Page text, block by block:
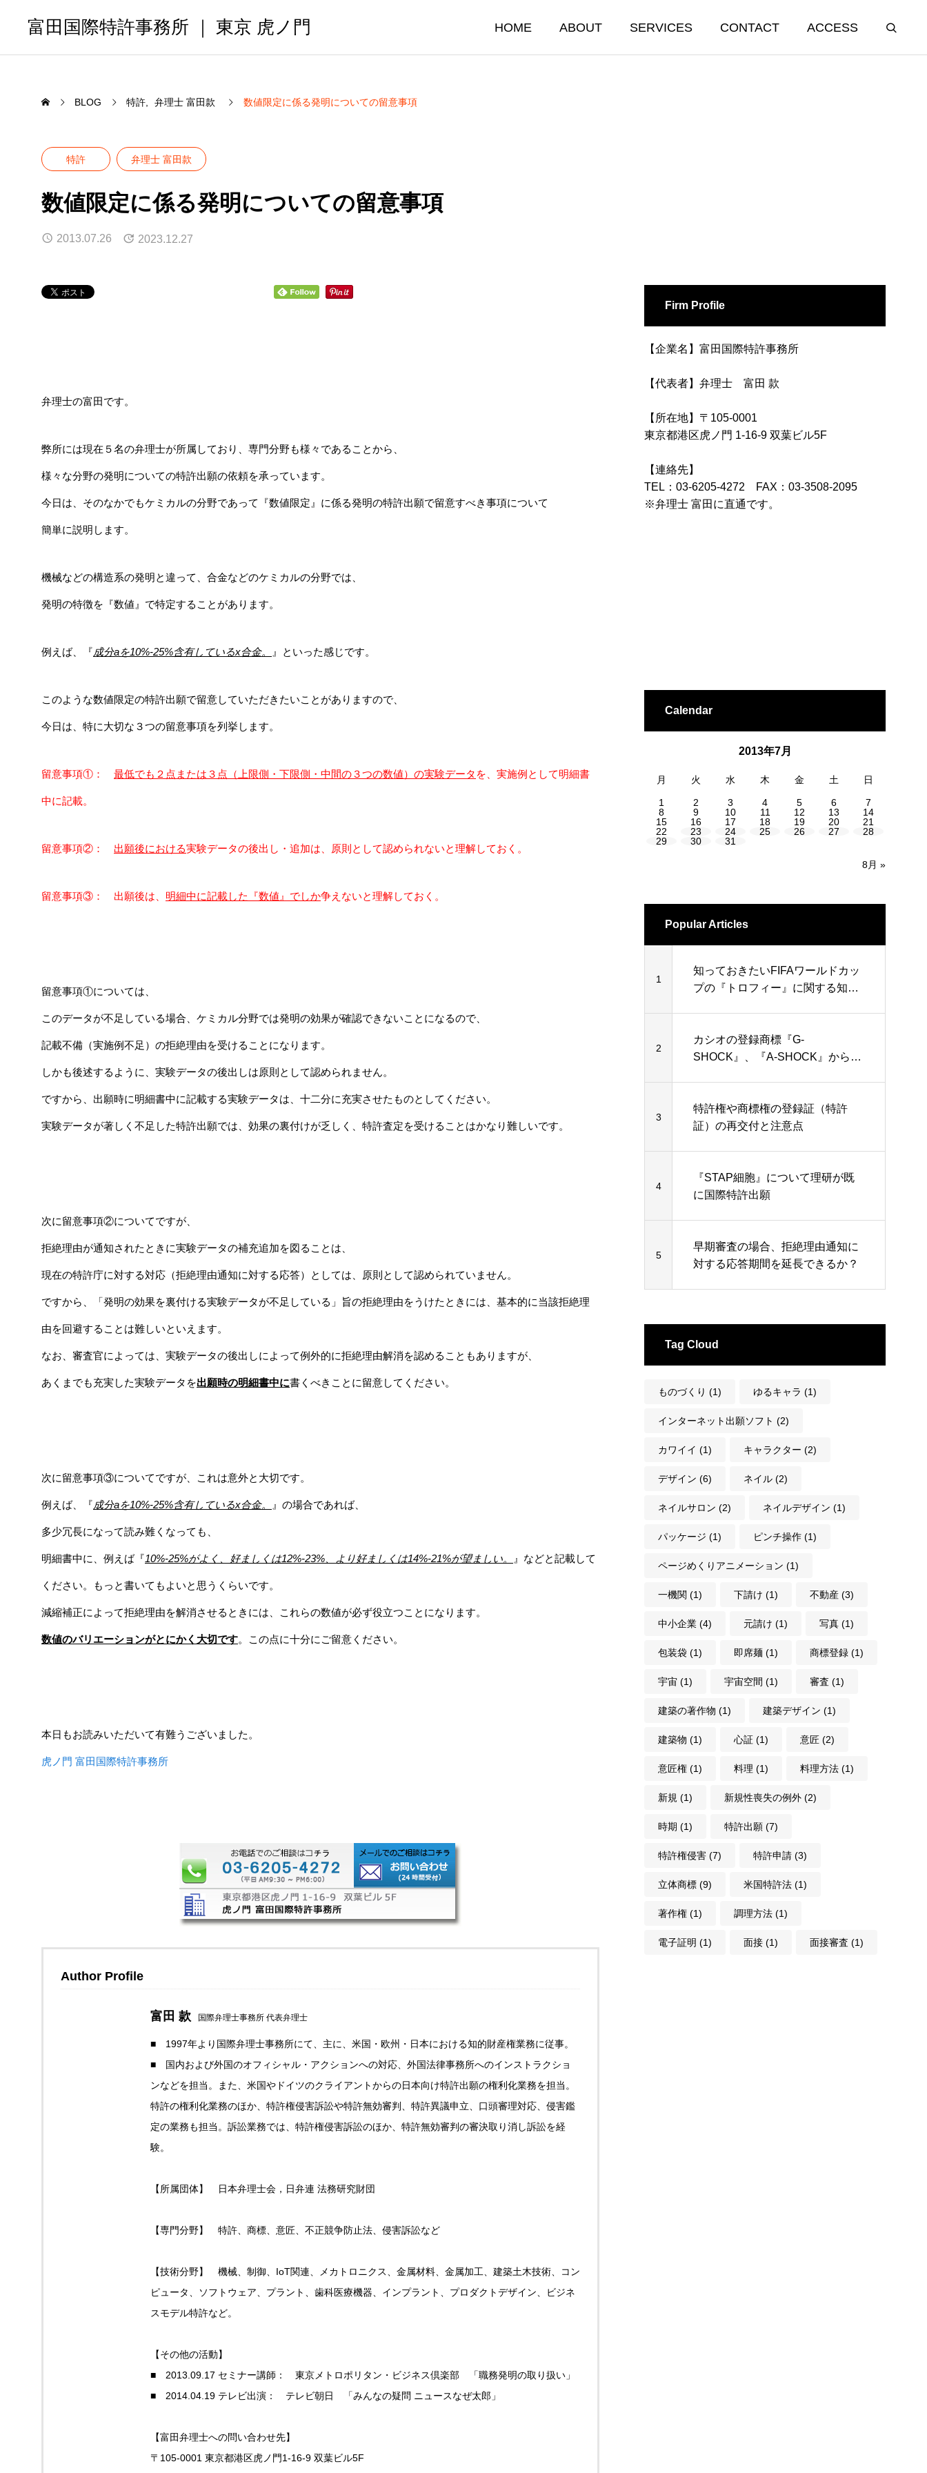
富田国際特許事務所 ｜ 東京 虎ノ門 HOME ABOUT SERVICES CONTACT ACCESS
BLOG 特許 弁理士 富田款 数値限定に係る発明についての留意事項
特許 弁理士 富田款
数値限定に係る発明についての留意事項
2013.07.26 2023.12.27
弁理士の富田です。
弊所には現在５名の弁理士が所属しており、専門分野も様々であることから、
様々な分野の発明についての特許出願の依頼を承っています。
今日は、そのなかでもケミカルの分野であって『数値限定』に係る発明の特許出願で留意すべき事項について
簡単に説明します。
機械などの構造系の発明と違って、合金などのケミカルの分野では、
発明の特徴を『数値』で特定することがあります。
例えば、『成分aを10%-25%含有しているx合金。 』といった感じです。
このような数値限定の特許出願で留意していただきたいことがありますので、
今日は、特に大切な３つの留意事項を列挙します。
留意事項①： 最低でも２点または３点（上限側・下限側・中間の３つの数値）の実験データ を、実施例として明細書
中に記載。
留意事項②： 出願後における実験データの後出し・追加は、原則として認められないと理解しておく。
留意事項③： 出願後は、 明細中に記載した『数値』でしか争えないと理解しておく。
留意事項①については、
このデータが不足している場合、ケミカル分野では発明の効果が確認できないことになるので、
記載不備（実施例不足）の拒絶理由を受けることになります。
しかも後述するように、実験データの後出しは原則として認められません。
ですから、出願時に明細書中に記載する実験データは、十二分に充実させたものとしてください。
実験データが著しく不足した特許出願では、効果の裏付けが乏しく、特許査定を受けることはかなり難しいです。
次に留意事項②についてですが、
拒絶理由が通知されたときに実験データの補充追加を図ることは、
現在の特許庁に対する対応（拒絶理由通知に対する応答）としては、原則として認められていません。
ですから、「発明の効果を裏付ける実験データが不足している」旨の拒絶理由をうけたときには、基本的に当該拒絶理
由を回避することは難しいといえます。
なお、審査官によっては、実験データの後出しによって例外的に拒絶理由解消を認めることもありますが、
あくまでも充実した実験データを出願時の明細書中に書くべきことに留意してください。
次に留意事項③についてですが、これは意外と大切です。
例えば、『成分aを10%-25%含有しているx合金。 』の場合であれば、
多少冗長になって読み難くなっても、
明細書中に、例えば『10%-25%がよく、好ましくは12%-23%、より好ましくは14%-21%が望ましい。 』などと記載して
ください。もっと書いてもよいと思うくらいです。
減縮補正によって拒絶理由を解消させるときには、これらの数値が必ず役立つことになります。
数値のバリエーションがとにかく大切です。この点に十分にご留意ください。
本日もお読みいただいて有難うございました。
虎ノ門 富田国際特許事務所
Author Profile
富田 款 国際弁理士事務所 代表弁理士
■ 1997年より国際弁理士事務所にて、主に、米国・欧州・日本における知的財産権業務に従事。
■ 国内および外国のオフィシャル・アクションへの対応、外国法律事務所へのインストラクショ
ンなどを担当。また、米国やドイツのクライアントからの日本向け特許出願の権利化業務を担当。
特許の権利化業務のほか、特許権侵害訴訟や特許無効審判、特許異議申立、口頭審理対応、侵害鑑
定の業務も担当。訴訟業務では、特許権侵害訴訟のほか、特許無効審判の審決取り消し訴訟を経
験。
【所属団体】 日本弁理士会，日弁連 法務研究財団
【専門分野】 特許、商標、意匠、不正競争防止法、侵害訴訟など
【技術分野】 機械、制御、IoT関連、メカトロニクス、金属材料、金属加工、建築土木技術、コン
ピュータ、ソフトウェア、プラント、歯科医療機器、インプラント、プロダクトデザイン、ビジネ
スモデル特許など。
【その他の活動】
■ 2013.09.17 セミナー講師： 東京メトロポリタン・ビジネス倶楽部 「職務発明の取り扱い」
■ 2014.04.19 テレビ出演： テレビ朝日 「みんなの疑問 ニュースなぜ太郎」
【富田弁理士への問い合わせ先】
〒105-0001 東京都港区虎ノ門1-16-9 双葉ビル5F
Firm Profile
【企業名】富田国際特許事務所
【代表者】弁理士 富田 款
【所在地】〒105-0001
東京都港区虎ノ門 1-16-9 双葉ビル5F
【連絡先】
TEL：03-6205-4272 FAX：03-3508-2095
※弁理士 富田に直通です。
Calendar
2013年7月
月 火 水 木 金 土 日
1 2 3 4 5 6
7
8
9 10 11 12 13
14
15
16 17 18 19 20
21
22
23 24 25 26 27
28
29
30 31
8月 »
Popular Articles
1
知っておきたいFIFAワールドカッ
プの『トロフィー』に関する知的
2
カシオの登録商標『G-
SHOCK』、『A-SHOCK』から
3
特許権や商標権の登録証（特許
証）の再交付と注意点
4
『STAP細胞』について理研が既
に国際特許出願
5
早期審査の場合、拒絶理由通知に
対する応答期間を延長できるか？
Tag Cloud
ものづくり (1) ゆるキャラ (1)
インターネット出願ソフト (2)
カワイイ (1) キャラクター (2)
デザイン (6) ネイル (2)
ネイルサロン (2) ネイルデザイン (1)
パッケージ (1) ピンチ操作 (1)
ページめくりアニメーション (1)
一機関 (1) 下請け (1) 不動産 (3)
中小企業 (4) 元請け (1) 写真 (1)
包装袋 (1) 即席麺 (1) 商標登録 (1)
宇宙 (1) 宇宙空間 (1) 審査 (1)
建築の著作物 (1) 建築デザイン (1)
建築物 (1) 心証 (1) 意匠 (2)
意匠権 (1) 料理 (1) 料理方法 (1)
新規 (1) 新規性喪失の例外 (2)
時期 (1) 特許出願 (7)
特許権侵害 (7) 特許申請 (3)
立体商標 (9) 米国特許法 (1)
著作権 (1) 調理方法 (1)
電子証明 (1) 面接 (1) 面接審査 (1)